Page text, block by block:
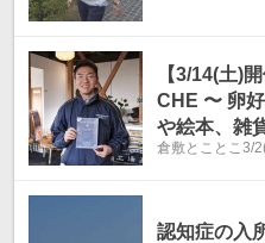
【3/14(土)
CHE 〜 卵
や絵本、雑
敷市
倉敷とことこ 3/
認知症の入